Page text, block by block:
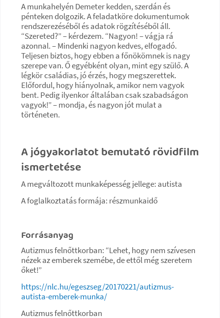
A munkahelyén Demeter kedden, szerdán és
pénteken dolgozik. A feladatköre dokumentumok
rendszerezéséből és adatok rögzítéséből áll.
“Szereted?” – kérdezem. “Nagyon! – vágja rá
azonnal. – Mindenki nagyon kedves, elfogadó.
Teljesen biztos, hogy ebben a főnökömnek is nagy
szerepe van. Ő egyébként olyan, mint egy szülő. A
légkör családias, jó érzés, hogy megszerettek.
Előfordul, hogy hiányolnak, amikor nem vagyok
bent. Pedig ilyenkor általában csak szabadságon
vagyok!” – mondja, és nagyon jót mulat a
történeten.
A jógyakorlatot bemutató rövidfilm
ismertetése
A megváltozott munkaképesség jellege: autista
A foglalkoztatás formája: részmunkaidő
Forrásanyag
Autizmus felnőttkorban: “Lehet, hogy nem szívesen
nézek az emberek szemébe, de ettől még szeretem
őket!”
https://nlc.hu/egeszseg/20170221/autizmus-
autista-emberek-munka/
Autizmus felnőttkorban